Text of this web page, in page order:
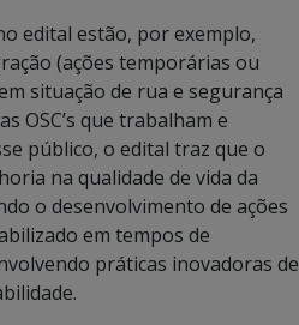
edital estão, por exemplo,
(ações temporárias ou
situação de rua e segurança
OSC’s que trabalham e
público, o edital traz que o
na qualidade de vida da
o desenvolvimento de ações
em tempos de
práticas inovadoras de